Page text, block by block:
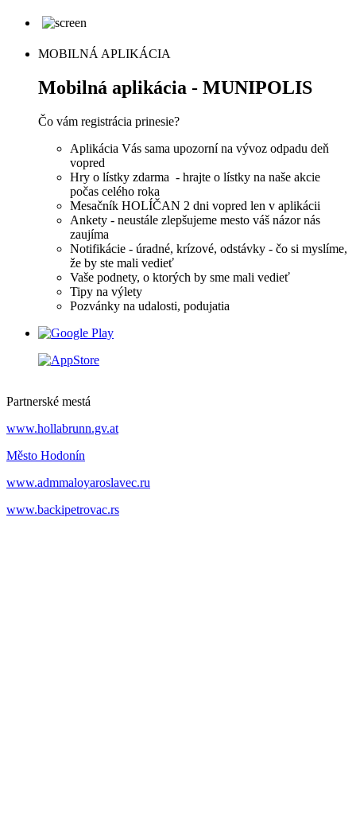
MOBILNÁ APLIKÁCIA
Mobilná aplikácia - MUNIPOLIS
Čo vám registrácia prinesie?
Aplikácia Vás sama upozorní na vývoz odpadu deň
vopred
Hry o lístky zdarma - hrajte o lístky na naše akcie
počas celého roka
Mesačník HOLÍČAN 2 dni vopred len v aplikácii
Ankety - neustále zlepšujeme mesto váš názor nás
zaujíma
Notifikácie - úradné, krízové, odstávky - čo si myslíme,
že by ste mali vedieť
Vaše podnety, o ktorých by sme mali vedieť
Tipy na výlety
Pozvánky na udalosti, podujatia
Partnerské mestá
www.hollabrunn.gv.at
Město Hodonín
www.admmaloyaroslavec.ru
www.backipetrovac.rs